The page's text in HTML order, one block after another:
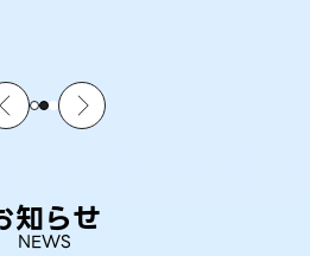
知らせ
NEWS